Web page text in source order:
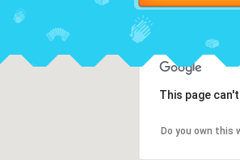
This page
Do you own this